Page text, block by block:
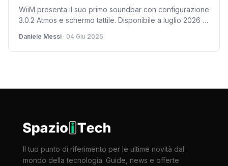
WiiM presenta il suo primo soundbar con configurazione
3.0.2 Atmos e schermo tattile. Disponibile a luglio 2026 al
Daniele Messi · 04 Giu 2026
Il tuo punto di riferimento per le ultime novità dal
mondo della tecnologia. Guide, news e offerte